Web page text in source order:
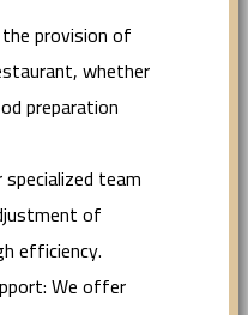
the provision of
whether
preparation
specialized team
of
efficiency.
We offer